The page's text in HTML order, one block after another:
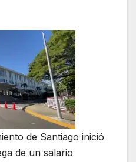
de Santiago inició
de un salario